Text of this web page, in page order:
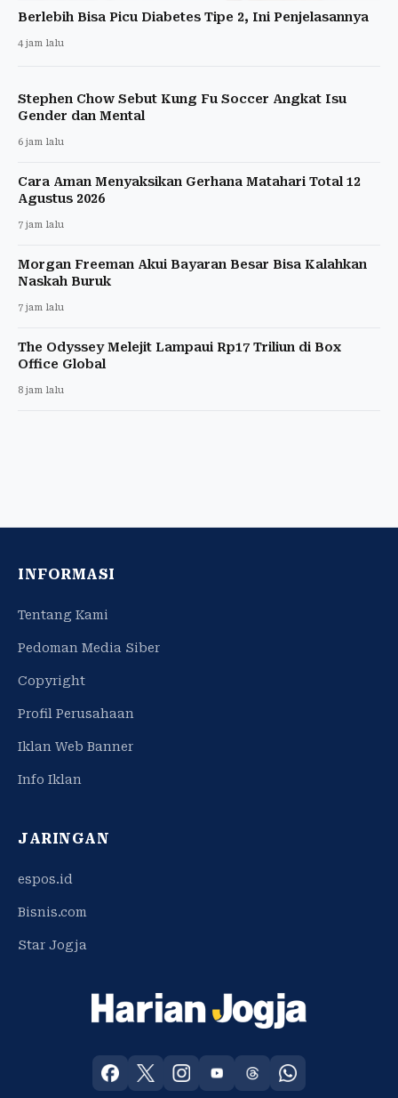
Berlebih Bisa Picu Diabetes Tipe 2, Ini Penjelasannya
4 jam lalu
Stephen Chow Sebut Kung Fu Soccer Angkat Isu
Gender dan Mental
6 jam lalu
Cara Aman Menyaksikan Gerhana Matahari Total 12
Agustus 2026
7 jam lalu
Morgan Freeman Akui Bayaran Besar Bisa Kalahkan
Naskah Buruk
7 jam lalu
The Odyssey Melejit Lampaui Rp17 Triliun di Box
Office Global
8 jam lalu
INFORMASI
Tentang Kami
Pedoman Media Siber
Copyright
Profil Perusahaan
Iklan Web Banner
Info Iklan
JARINGAN
espos.id
Bisnis.com
Star Jogja